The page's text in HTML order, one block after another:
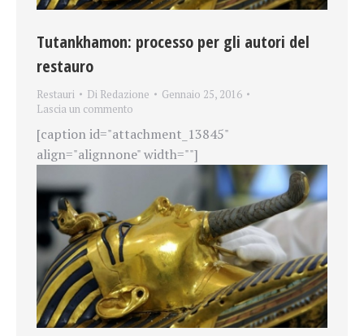
Tutankhamon: processo per gli autori del
restauro
Restauri Di Redazione
Gennaio 25, 2016
Lascia un commento
[caption id="attachment_13845"
align="alignnone" width=""]